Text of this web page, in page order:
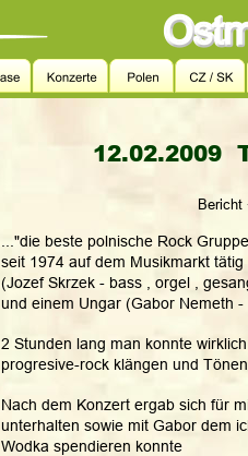
12.02.2009
Bericht
..."die beste polnische Rock
seit 1974 auf dem Musikmarkt
(Jozef Skrzek - bass , orgel ,
und einem Ungar (Gabor Nemeth
2 Stunden lang man konnte
progresive-rock klängen und
Nach dem Konzert ergab sich für
unterhalten sowie mit Gabor dem
Wodka spendieren konnte